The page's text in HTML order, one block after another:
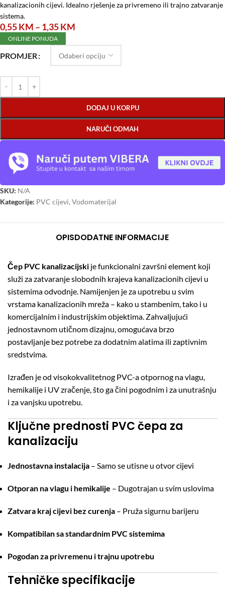
kanalizacionih cijevi. Idealno rješenje za privremeno ili trajno zatvaranje
sistema.
0,55KM – 1,35KM
ONLINE PONUDA
PROMJER
DODAJ U KORPU
NARUČI ODMAH
SKU: N/A
Kategorije: PVC cijevi, Vodomaterijal
OPISDODATNE INFORMACIJE
Čep PVC kanalizacijski je funkcionalni završni element koji
služi za zatvaranje slobodnih krajeva kanalizacionih cijevi u
sistemima odvodnje. Namijenjen je za upotrebu u svim
vrstama kanalizacionih mreža – kako u stambenim, tako i u
komercijalnim i industrijskim objektima. Zahvaljujući
jednostavnom utičnom dizajnu, omogućava brzo
postavljanje bez potrebe za dodatnim alatima ili zaptivnim
sredstvima.
Izrađen je od visokokvalitetnog PVC-a otpornog na vlagu,
hemikalije i UV zračenje, što ga čini pogodnim i za unutrašnju
i za vanjsku upotrebu.
Ključne prednosti PVC čepa za
kanalizaciju
Jednostavna instalacija – Samo se utisne u otvor cijevi
Otporan na vlagu i hemikalije – Dugotrajan u svim uslovima
Zatvara kraj cijevi bez curenja – Pruža sigurnu barijeru
Kompatibilan sa standardnim PVC sistemima
Pogodan za privremenu i trajnu upotrebu
Tehničke specifikacije